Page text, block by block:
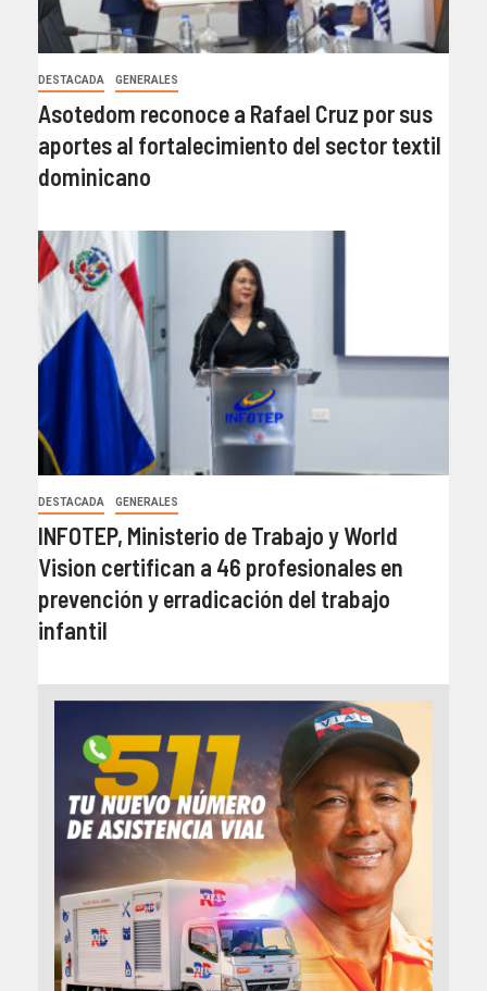
DESTACADA GENERALES
Asotedom reconoce a Rafael Cruz por sus
aportes al fortalecimiento del sector textil
dominicano
DESTACADA GENERALES
INFOTEP, Ministerio de Trabajo y World
Vision certifican a 46 profesionales en
prevención y erradicación del trabajo
infantil